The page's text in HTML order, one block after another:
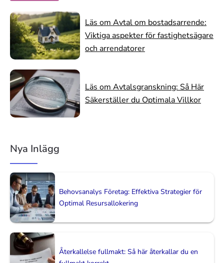
Läs om Avtal om bostadsarrende:
Viktiga aspekter för fastighetsägare
och arrendatorer
Läs om Avtalsgranskning: Så Här
Säkerställer du Optimala Villkor
Nya Inlägg
Behovsanalys Företag: Effektiva Strategier för
Optimal Resursallokering
Återkallelse fullmakt: Så här återkallar du en